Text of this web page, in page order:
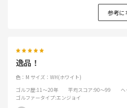
参考に
逸品！
色：M サイズ：WH(ホワイト)
ゴルフ歴:11～20年 平均スコア:90～99 ヘ
ゴルファータイプ:エンジョイ